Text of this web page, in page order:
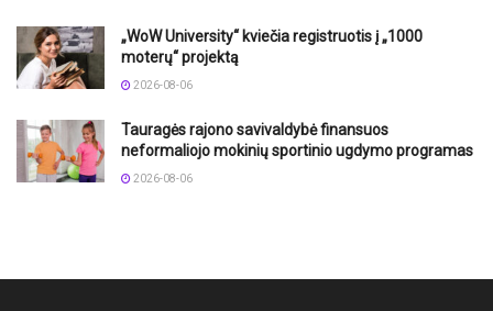
„WoW University“ kviečia registruotis į „1000
moterų“ projektą
2026-08-06
Tauragės rajono savivaldybė finansuos
neformaliojo mokinių sportinio ugdymo programas
2026-08-06